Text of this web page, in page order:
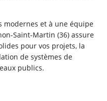
modernes et à une équipe
Saint-Martin (36) assure
pour vos projets, la
de systèmes de
publics.